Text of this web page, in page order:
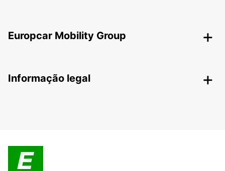
Europcar Mobility Group
Informação legal